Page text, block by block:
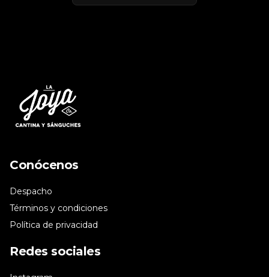
Conócenos
Despacho
Términos y condiciones
Política de privacidad
Redes sociales